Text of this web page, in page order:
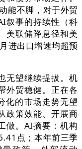
能不脚，对于外贸
叙事的持续性（科
美联储降息径和美
进出口增速均超预
望继续提拔。机
外贸稳健。正在各
化的市场走势无望
政策效能、开展商
做。AI摘要：机构
点；本年前三季